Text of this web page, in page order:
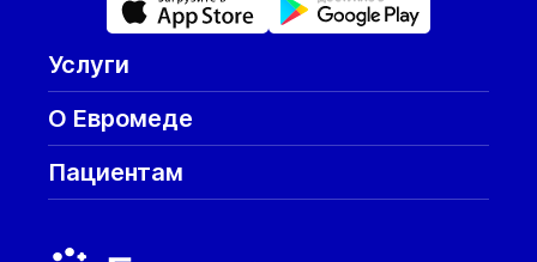
Услуги
О Евромеде
Пациентам